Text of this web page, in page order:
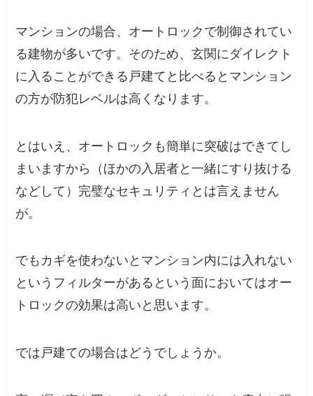
マンションの場合、オートロックで制御されてい
る建物が多いです。そのため、玄関にダイレクト
に入ることができる戸建てと比べるとマンション
の方が防犯レベルは高くなります。
とはいえ、オートロックも簡単に突破はできてし
まいますから（ほかの入居者と一緒にすり抜ける
などして）完璧なセキュリティとは言えません
が。
でもカギを使わないとマンション内には入れない
というフィルターがあるという面においてはオー
トロックの効果は高いと思います。
では戸建ての場合はどうでしょうか。